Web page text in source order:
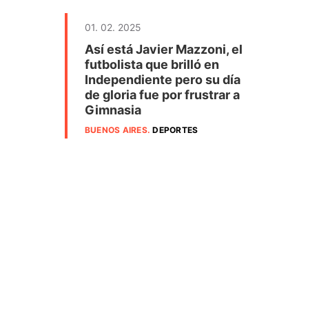
01. 02. 2025
Así está Javier Mazzoni, el
futbolista que brilló en
Independiente pero su día
de gloria fue por frustrar a
Gimnasia
BUENOS AIRES.DEPORTES